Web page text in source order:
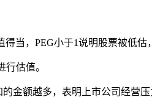
当，PEG小于1说明股票被低
估值。
金额越多，表明上市公司经营